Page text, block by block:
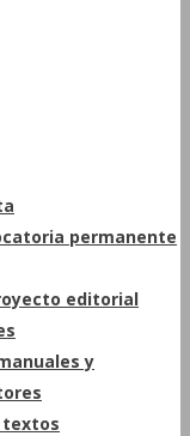
permanente
editorial
y
textos